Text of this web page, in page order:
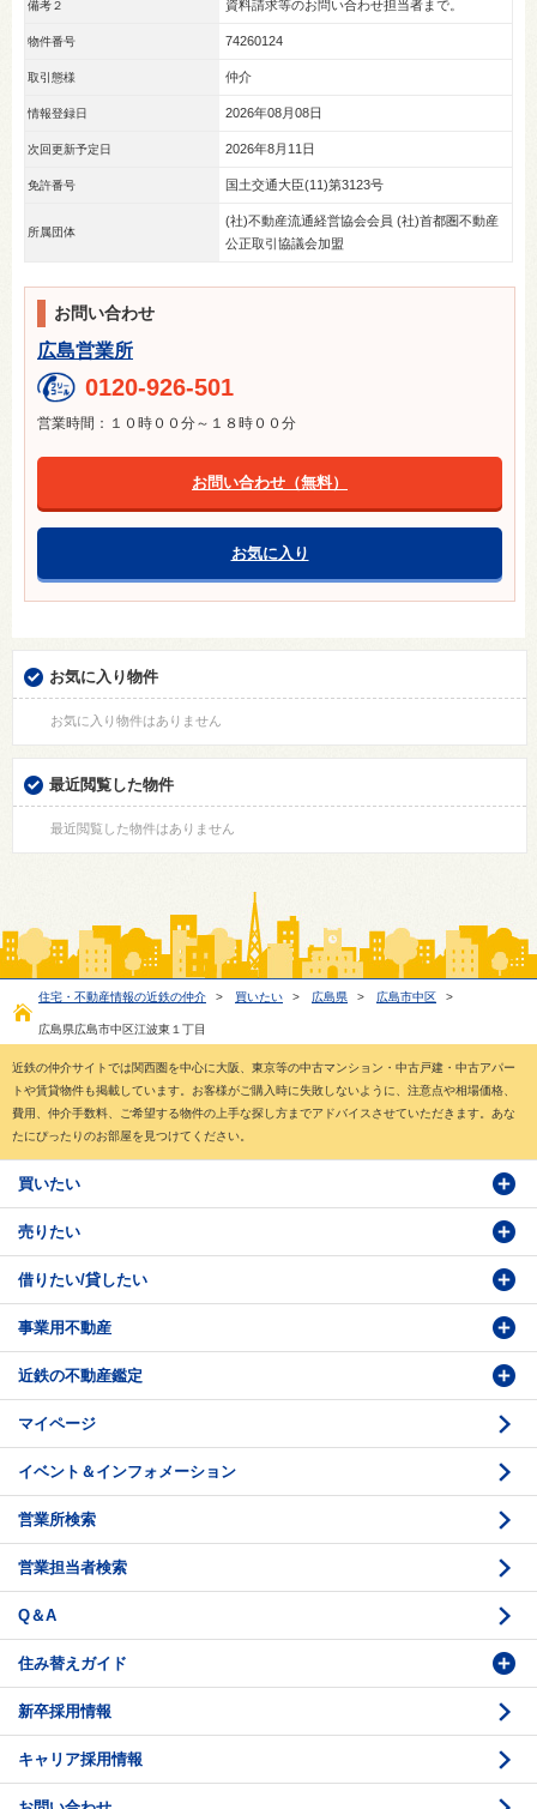
備考２ 資料請求等のお問い合わせ担当者まで。
物件番号 74260124
取引態様 仲介
情報登録日 2026年08月08日
次回更新予定日 2026年8月11日
免許番号 国土交通大臣(11)第3123号
所属団体
(社)不動産流通経営協会会員 (社)首都圏不動産
公正取引協議会加盟
お問い合わせ
広島営業所
0120-926-501
営業時間：１０時００分～１８時００分
お問い合わせ（無料）
お気に入り
お気に入り物件
お気に入り物件はありません
最近閲覧した物件
最近閲覧した物件はありません
住宅・不動産情報の近鉄の仲介 > 買いたい > 広島県 > 広島市中区 >
広島県広島市中区江波東１丁目
近鉄の仲介サイトでは関西圏を中心に大阪、東京等の中古マンション・中古戸建・中古アパー
トや賃貸物件も掲載しています。お客様がご購入時に失敗しないように、注意点や相場価格、
費用、仲介手数料、ご希望する物件の上手な探し方までアドバイスさせていただきます。あな
たにぴったりのお部屋を見つけてください。
買いたい
物件検索
物件番号検索
投資・事業用検索
購入のお問い合わせ
売りたい
価格査定依頼
売却相談
借りたい/貸したい
賃貸物件検索
学園前賃貸センター
賃貸借のお問い合わせ
事業用不動産
購入・売却の流れ
収益不動産の取扱
底地の資産性
相続と不動産
不動産投資のQ＆A
法人営業センター紹介
近鉄の不動産鑑定
時価評価支援
鑑定評価ご相談例
鑑定評価の流れ
お問い合わせ・ご相談
鑑定センター紹介
マイページ
イベント＆インフォメーション
営業所検索
営業担当者検索
Q＆A
住み替えガイド
価格査定
媒介契約
購入のスケジュール
物件資料の読み方 1
新卒採用情報
キャリア採用情報